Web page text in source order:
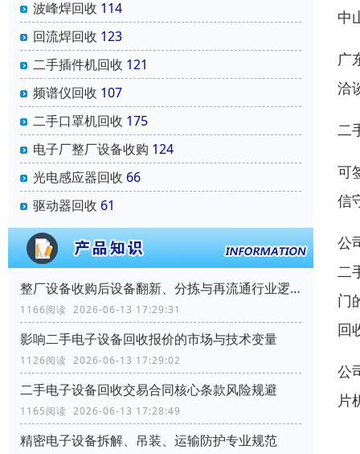
波峰焊回收 114
回流焊回收 123
二手插件机回收 121
频谱仪回收 107
二手口罩机回收 175
电子厂整厂设备收购 124
光电感应器回收 66
驱动器回收 61
整厂设备收购后设备翻新、分拣与再流通行业逻辑
1166阅读 2026-06-13 17:29:31
影响二手电子设备回收报价的市场与技术变量
1126阅读 2026-06-13 17:29:02
二手电子设备回收交易合同核心条款风险规避
1165阅读 2026-06-13 17:28:49
精密电子设备拆解、吊装、运输防护专业规范
中
广
洽
二
可
信
公
二
门
回
公
片